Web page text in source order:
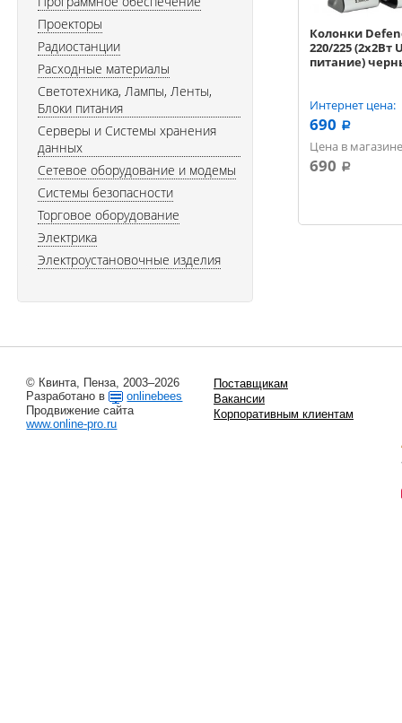
Колонки
220/225 (2x2Вт
питание)
Интернет цена:
690 a
Цена в
690 a
Проекторы
Радиостанции
Расходные материалы
Светотехника, Лампы, Ленты,
Блоки питания
Серверы и Системы хранения
данных
Сетевое оборудование и модемы
Системы безопасности
Торговое оборудование
Электрика
Электроустановочные изделия
© Квинта, Пенза, 2003–2026
Разработано в
onlinebees
Продвижение сайта
www.online-pro.ru
Поставщикам
Вакансии
Корпоративным клиентам